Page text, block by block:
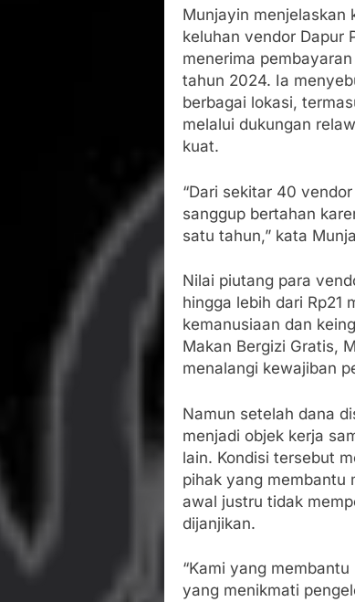
Munjayin menjelaskan
keluhan vendor Dapur
menerima
tahun 2024. Ia
berbagai lokasi,
melalui dukungan
kuat.
“Dari sekitar 40
sanggup bertahan
satu tahun,” kata
Nilai piutang para
hingga lebih dari Rp21
kemanusiaan dan
Makan Bergizi Gratis,
menalangi kewajiban
Namun setelah dana
menjadi objek kerja
lain. Kondisi tersebut
pihak yang membantu
awal justru tidak
dijanjikan.
“Kami yang
yang menikmati